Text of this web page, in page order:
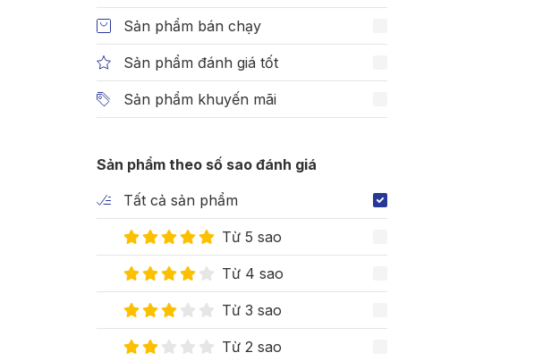
Sản phẩm bán chạy
Sản phẩm đánh giá tốt
Sản phẩm khuyến mãi
Sản phẩm theo số sao đánh giá
Tất cả sản phẩm
Từ 5 sao
Từ 4 sao
Từ 3 sao
Từ 2 sao